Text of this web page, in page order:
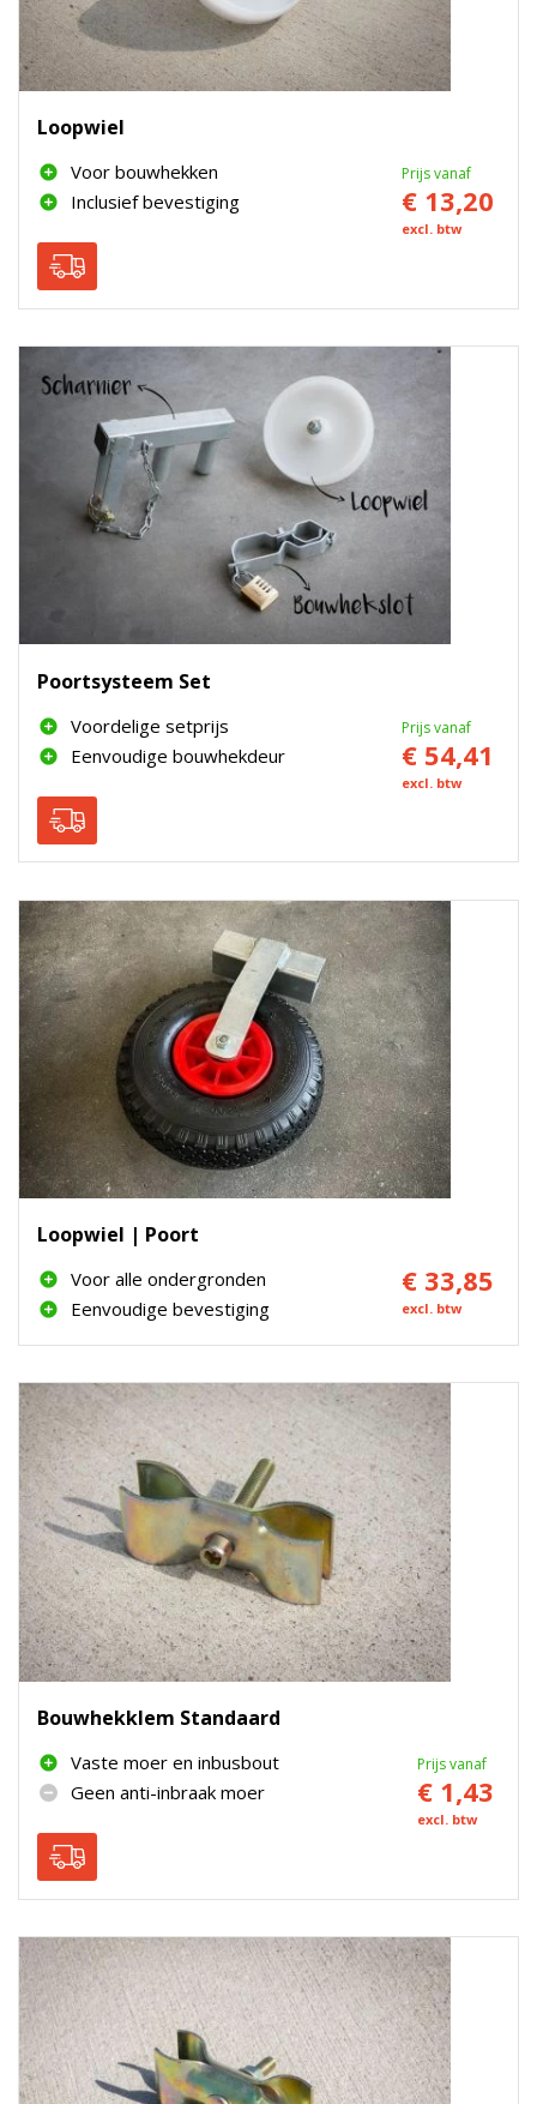
Loopwiel
Prijs vanaf
€ 13,20
excl. btw
Voor bouwhekken
Inclusief bevestiging
Poortsysteem Set
Prijs vanaf
€ 54,41
excl. btw
Voordelige setprijs
Eenvoudige bouwhekdeur
Loopwiel | Poort
€ 33,85
excl. btw
Voor alle ondergronden
Eenvoudige bevestiging
Bouwhekklem Standaard
Prijs vanaf
€ 1,43
excl. btw
Vaste moer en inbusbout
Geen anti-inbraak moer